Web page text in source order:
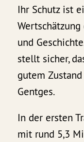
Ihr Schutz ist
und
stellt sicher,
gutem
Gentges.
In der ersten
mit rund 5,3